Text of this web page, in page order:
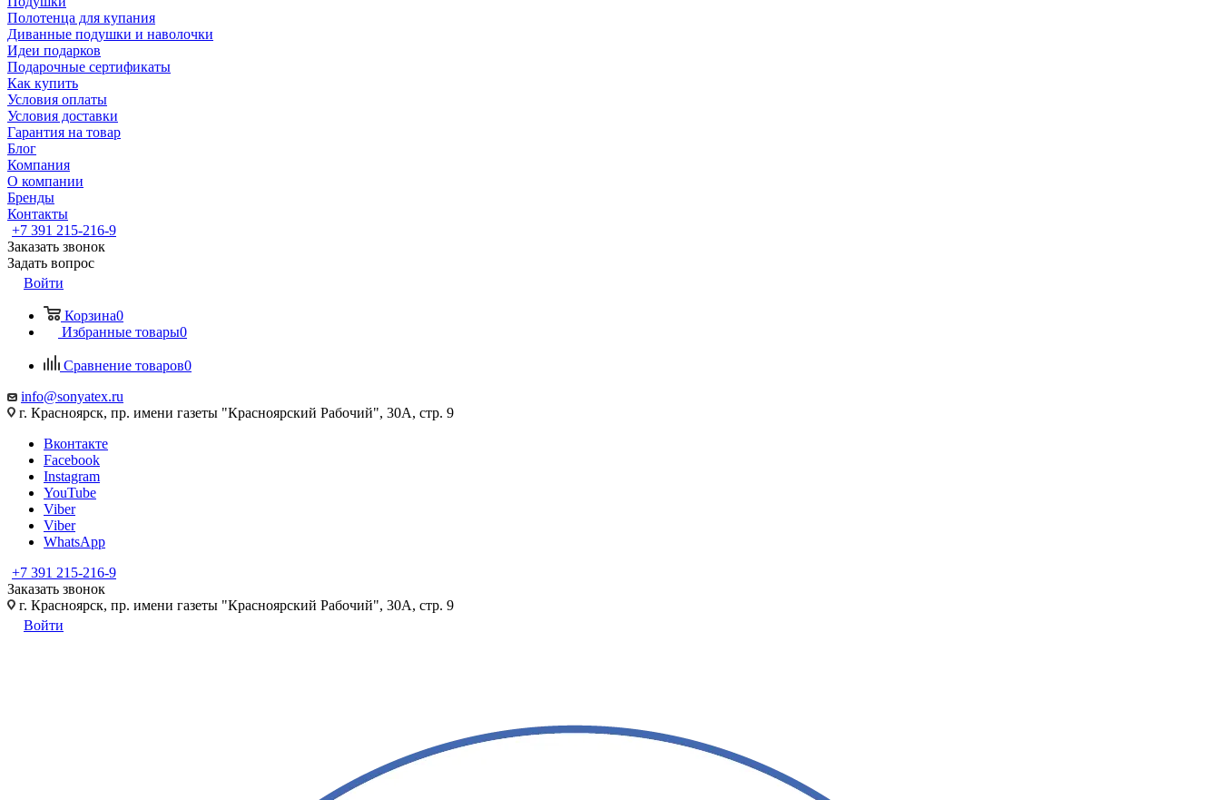
Полотенца для купания
Диванные подушки и наволочки
Идеи подарков
Подарочные сертификаты
Как купить
Условия оплаты
Условия доставки
Гарантия на товар
Блог
Компания
О компании
Бренды
Контакты
+7 391 215-216-9
Заказать звонок
Задать вопрос
Войти
Корзина0
Избранные товары0
Сравнение товаров0
info@sonyatex.ru
г. Красноярск, пр. имени газеты "Красноярский Рабочий", 30А, стр. 9
Вконтакте
Facebook
Instagram
YouTube
Viber
Viber
WhatsApp
+7 391 215-216-9
Заказать звонок
г. Красноярск, пр. имени газеты "Красноярский Рабочий", 30А, стр. 9
Войти